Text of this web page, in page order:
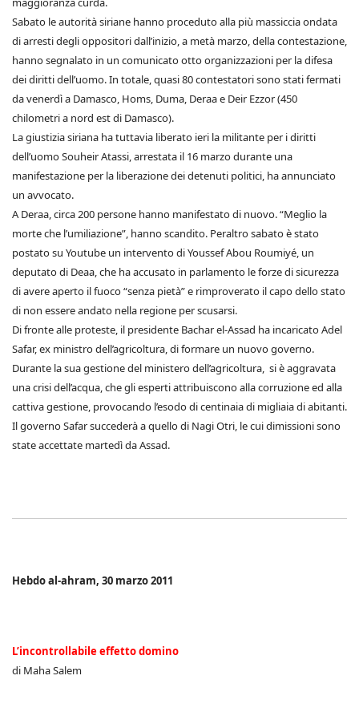
Sabato le autorità siriane hanno proceduto alla più massiccia ondata
di arresti degli oppositori dall’inizio, a metà marzo, della contestazione,
hanno segnalato in un comunicato otto organizzazioni per la difesa
dei diritti dell’uomo. In totale, quasi 80 contestatori sono stati fermati
da venerdì a Damasco, Homs, Duma, Deraa e Deir Ezzor (450
chilometri a nord est di Damasco).
La giustizia siriana ha tuttavia liberato ieri la militante per i diritti
dell’uomo Souheir Atassi, arrestata il 16 marzo durante una
manifestazione per la liberazione dei detenuti politici, ha annunciato
un avvocato.
A Deraa, circa 200 persone hanno manifestato di nuovo. “Meglio la
morte che l’umiliazione”, hanno scandito. Peraltro sabato è stato
postato su Youtube un intervento di Youssef Abou Roumiyé, un
deputato di Deaa, che ha accusato in parlamento le forze di sicurezza
di avere aperto il fuoco “senza pietà” e rimproverato il capo dello stato
di non essere andato nella regione per scusarsi.
Di fronte alle proteste, il presidente Bachar el-Assad ha incaricato Adel
Safar, ex ministro dell’agricoltura, di formare un nuovo governo.
Durante la sua gestione del ministero dell’agricoltura, si è aggravata
una crisi dell’acqua, che gli esperti attribuiscono alla corruzione ed alla
cattiva gestione, provocando l’esodo di centinaia di migliaia di abitanti.
Il governo Safar succederà a quello di Nagi Otri, le cui dimissioni sono
state accettate martedì da Assad.
Hebdo al-ahram, 30 marzo 2011
L’incontrollabile effetto domino
di Maha Salem